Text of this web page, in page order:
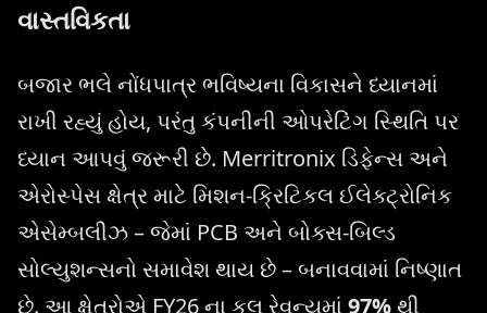
વાસ્તવિકતા
બજાર ભલે નોંધપાત્ર ભવિષ્યના વિકાસને ધ્યાનમાં
રાખી રહ્યું હોય, પરંતુ કંપનીની ઓપરેટિંગ સ્થિતિ પર
ધ્યાન આપવું જરૂરી છે. Merritronix ડિફેન્સ અને
એરોસ્પેસ ક્ષેત્ર માટે મિશન-ક્રિટિકલ ઈલેક્ટ્રોનિક
એસેમ્બલીઝ – જેમાં PCB અને બોક્સ-બિલ્ડ
સોલ્યુશન્સનો સમાવેશ થાય છે – બનાવવામાં નિષ્ણાત
છે. આ ક્ષેત્રોએ FY26 ના કુલ રેવન્યુમાં 97%થી